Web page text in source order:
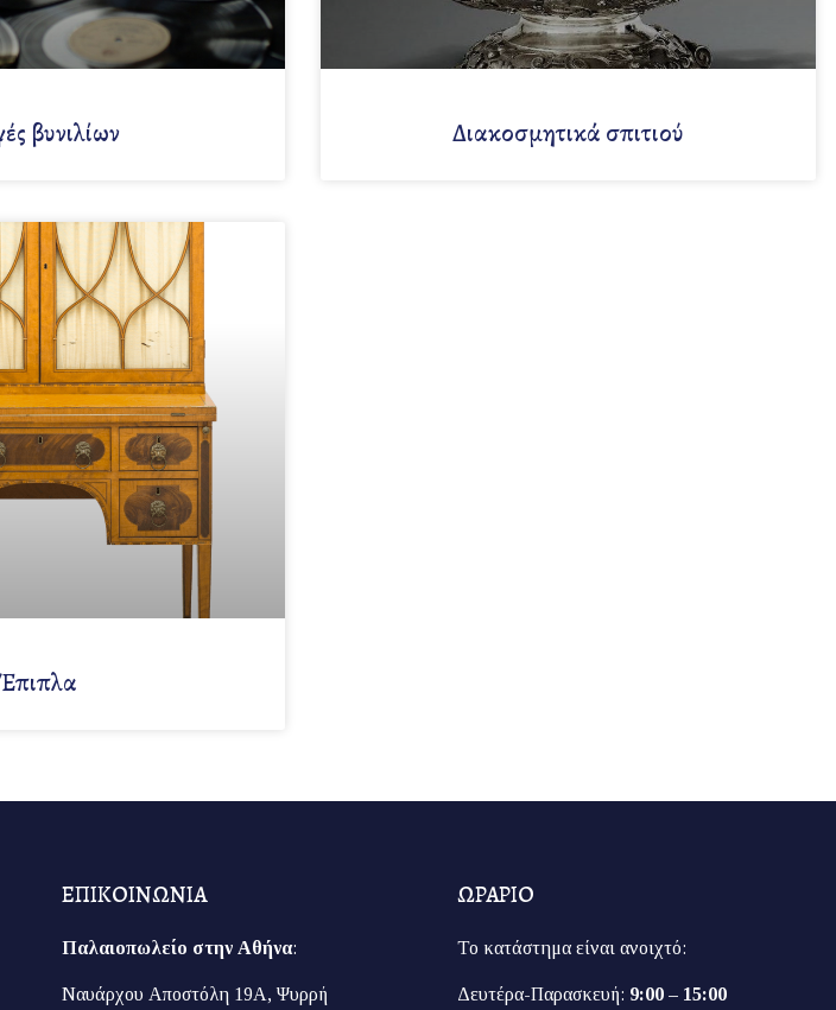
βυνιλίων Διακοσμητικά σπιτιού
Έπιπλα
ΕΠΙΚΟΙΝΩΝΙΑ
Παλαιοπωλείο στην Αθήνα:
Ναυάρχου Αποστόλη 19Α, Ψυρρή
ΩΡΑΡΙΟ
Το κατάστημα είναι ανοιχτό:
Δευτέρα-Παρασκευή: 9:00 – 15:00